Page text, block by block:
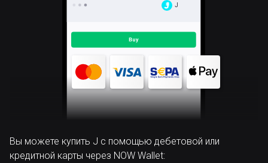
J
Вы можете купить J с помощью дебетовой или
кредитной карты через NOW Wallet: